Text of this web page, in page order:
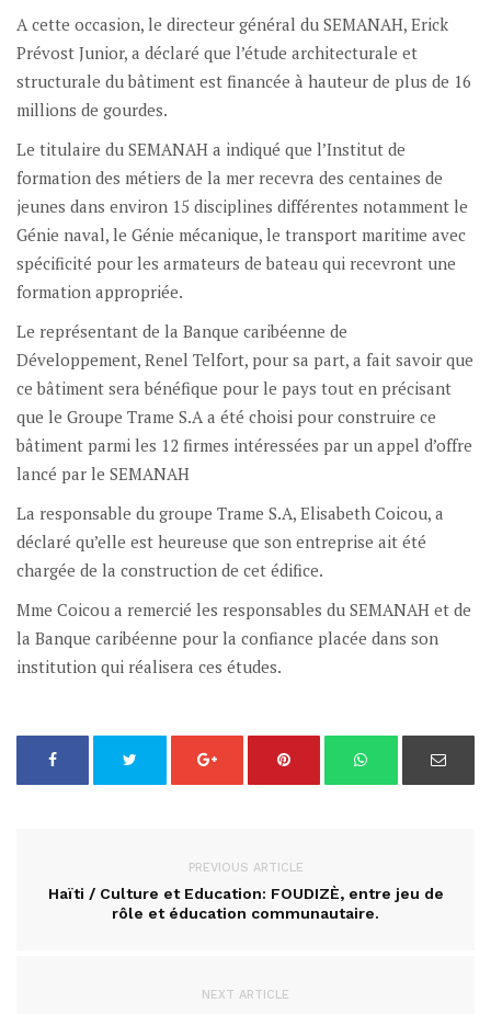
A cette occasion, le directeur général du SEMANAH, Erick
Prévost Junior, a déclaré que l’étude architecturale et
structurale du bâtiment est financée à hauteur de plus de 16
millions de gourdes.
Le titulaire du SEMANAH a indiqué que l’Institut de
formation des métiers de la mer recevra des centaines de
jeunes dans environ 15 disciplines différentes notamment le
Génie naval, le Génie mécanique, le transport maritime avec
spécificité pour les armateurs de bateau qui recevront une
formation appropriée.
Le représentant de la Banque caribéenne de
Développement, Renel Telfort, pour sa part, a fait savoir que
ce bâtiment sera bénéfique pour le pays tout en précisant
que le Groupe Trame S.A a été choisi pour construire ce
bâtiment parmi les 12 firmes intéressées par un appel d’offre
lancé par le SEMANAH
La responsable du groupe Trame S.A, Elisabeth Coicou, a
déclaré qu’elle est heureuse que son entreprise ait été
chargée de la construction de cet édifice.
Mme Coicou a remercié les responsables du SEMANAH et de
la Banque caribéenne pour la confiance placée dans son
institution qui réalisera ces études.
PREVIOUS ARTICLE
Haïti / Culture et Education: FOUDIZÈ, entre jeu de
rôle et éducation communautaire.
NEXT ARTICLE